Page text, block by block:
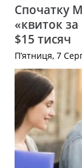
Спочатку
«квиток
$15 тисяч
П’ятниця, 7